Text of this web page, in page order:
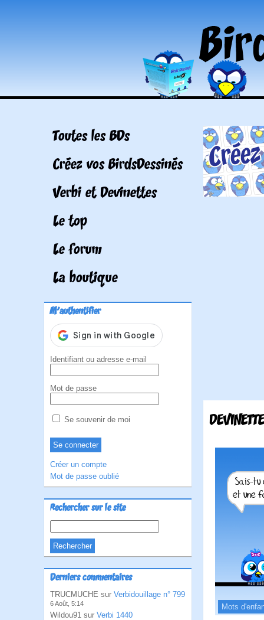
Toutes les BDs
Créez vos BirdsDessinés
Verbi et Devinettes
Le top
Le forum
La boutique
M'authentifier
Identifiant ou adresse e-mail
Mot de passe
Se souvenir de moi
Créer un compte
Mot de passe oublié
Rechercher sur le site
Derniers commentaires
TRUCMUCHE sur Verbidouillage n° 799
6 Août, 5:14
Wildou91 sur Verbi 1440
Mots